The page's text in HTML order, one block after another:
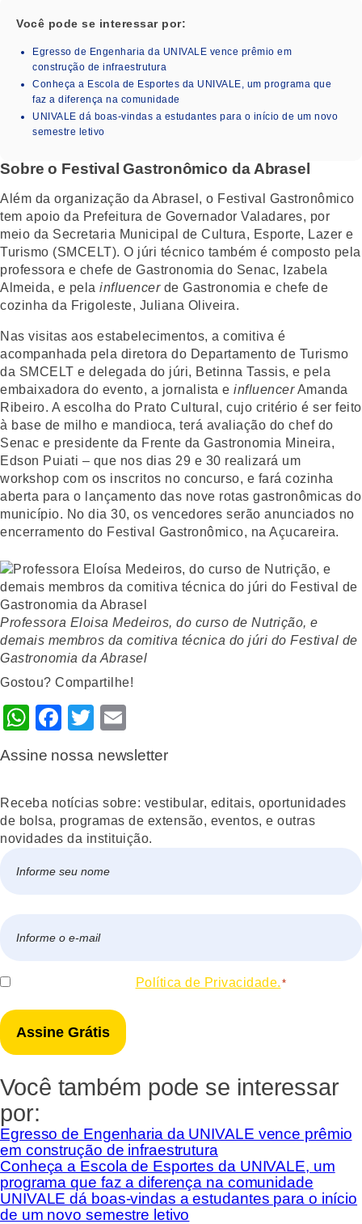
Você pode se interessar por:
Egresso de Engenharia da UNIVALE vence prêmio em
construção de infraestrutura
Conheça a Escola de Esportes da UNIVALE, um programa que
faz a diferença na comunidade
UNIVALE dá boas-vindas a estudantes para o início de um novo
semestre letivo
Sobre o Festival Gastronômico da Abrasel
Além da organização da Abrasel, o Festival Gastronômico
tem apoio da Prefeitura de Governador Valadares, por
meio da Secretaria Municipal de Cultura, Esporte, Lazer e
Turismo (SMCELT). O júri técnico também é composto pela
professora e chefe de Gastronomia do Senac, Izabela
Almeida, e pela influencerde Gastronomia e chefe de
cozinha da Frigoleste, Juliana Oliveira.
Nas visitas aos estabelecimentos, a comitiva é
acompanhada pela diretora do Departamento de Turismo
da SMCELT e delegada do júri, Betinna Tassis, e pela
embaixadora do evento, a jornalista e influencerAmanda
Ribeiro. A escolha do Prato Cultural, cujo critério é ser feito
à base de milho e mandioca, terá avaliação do chef do
Senac e presidente da Frente da Gastronomia Mineira,
Edson Puiati – que nos dias 29 e 30 realizará um
workshop com os inscritos no concurso, e fará cozinha
aberta para o lançamento das nove rotas gastronômicas do
município. No dia 30, os vencedores serão anunciados no
encerramento do Festival Gastronômico, na Açucareira.
Professora Eloisa Medeiros, do curso de Nutrição, e
demais membros da comitiva técnica do júri do Festival de
Gastronomia da Abrasel
Gostou? Compartilhe!
WhatsApp
Facebook
Twitter
Assine nossa newsletter
Receba notícias sobre: vestibular, editais, oportunidades
de bolsa, programas de extensão, eventos, e outras
novidades da instituição.
mail
Consentir Política de Privacidade. *
Você também pode se interessar
por:
Egresso de Engenharia da UNIVALE vence prêmio
em construção de infraestrutura
Conheça a Escola de Esportes da UNIVALE, um
programa que faz a diferença na comunidade
UNIVALE dá boas-vindas a estudantes para o início
de um novo semestre letivo